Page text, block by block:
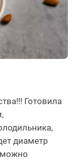
Готовила
диаметр